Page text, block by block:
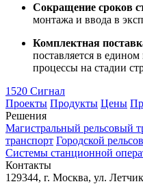
Сокращение сроков
монтажа и ввода в
Комплектная
поставляется в
процессы на стадии
1520 Сигнал
Проекты Продукты Цены
Решения
Магистральный рельсовый
транспорт Городской
Системы станционной
Контакты
129344, г. Москва, ул.